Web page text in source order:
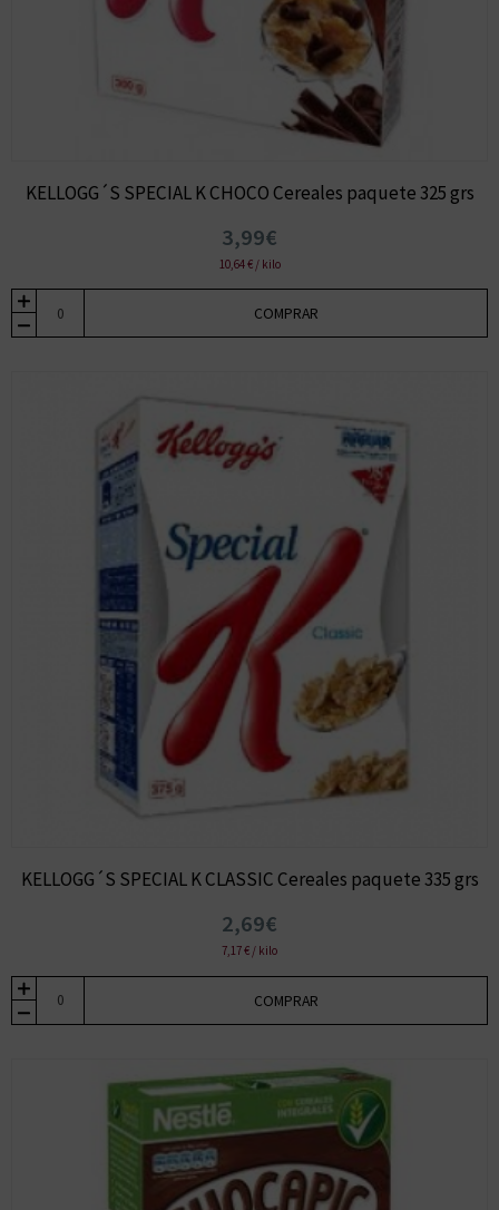
KELLOGG´S SPECIAL K CHOCO Cereales paquete 325 grs
3,99€
10,64 € / kilo
COMPRAR
KELLOGG´S SPECIAL K CLASSIC Cereales paquete 335 grs
2,69€
7,17 € / kilo
COMPRAR